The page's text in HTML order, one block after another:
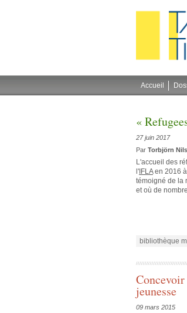
Accueil
«
27 juin 2017
Par Torbjörn
L'accueil des
l' IFLAen 2016 à
témoigné de la
et où de
bibliothèque
jeunesse
09 mars 2015